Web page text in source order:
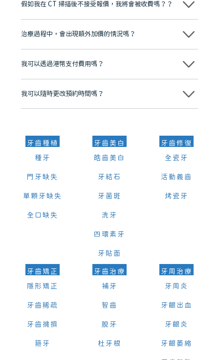
牌」、「2025香港企業領袖品牌」，是諾貝爾種植系統全球放心植牙中
至今已服務超過三十個國家和地區的顧客，受到粵港澳大灣區及周邊城
市市民極高的口碑評價及信任推薦 珠海、深圳設有八大分院，香港亦設
有咨詢及服務保障中心，有任何問題都可以隨時預約免費咨詢，讓人十
假如我在 CT 掃描後不接受報價，我將會被收費嗎？？
不會！只要未開始實際服務之前，你不會被收取任何費用。
治療過程中，會出現額外加價的情況嗎？
不會，治療前我們會詳細說明治療方案及對應的價錢，顧客同意並簽字
我可以透過港幣支付費用嗎？
可以。維港口腔會按照當日匯率轉算收取費用，而匯率會及時告知客人
我可以隨時更改預約時間嗎？
可以，請盡早通過wechat或whatsapp聯絡我們，告知我們你原本預約
牙齒種植
種牙
門牙缺失
單顆牙缺失
全口缺失
牙齒美白
皓齒美白
牙結石
牙菌斑
洗牙
四環素牙
牙貼面
牙齒修復
全瓷牙
活動義齒
烤瓷牙
牙齒矯正
隱形矯正
牙齒稀疏
牙齒擁擠
箍牙
牙齒治療
補牙
智齒
脫牙
杜牙根
牙周治療
牙周炎
牙齦出血
牙齦炎
牙齦萎縮